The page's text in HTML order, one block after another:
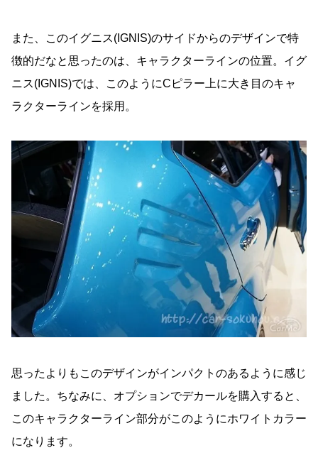
また、このイグニス(IGNIS)のサイドからのデザインで特
徴的だなと思ったのは、キャラクターラインの位置。イグ
ニス(IGNIS)では、このようにCピラー上に大き目のキャ
ラクターラインを採用。
思ったよりもこのデザインがインパクトのあるように感じ
ました。ちなみに、オプションでデカールを購入すると、
このキャラクターライン部分がこのようにホワイトカラー
になります。